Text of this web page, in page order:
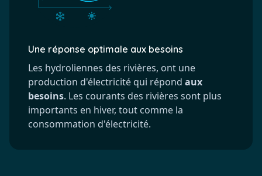
Une réponse optimale aux besoins
Les hydroliennes des rivières, ont une
production d'électricité qui répond aux
besoins. Les courants des rivières sont plus
importants en hiver, tout comme la
consommation d'électricité.